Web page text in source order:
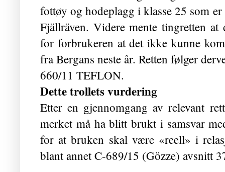
fottøy og hodeplagg i klasse 25 som
Fjällräven. Videre mente tingretten
for forbrukeren at det ikke kunne
fra Bergans neste år. Retten følger
660/11 TEFLON.
Dette trollets vurdering
Etter en gjennomgang av relevant
merket må ha blitt brukt i samsvar
for at bruken skal være «reell» i
blant annet C-689/15 (Gözze) avsnitt